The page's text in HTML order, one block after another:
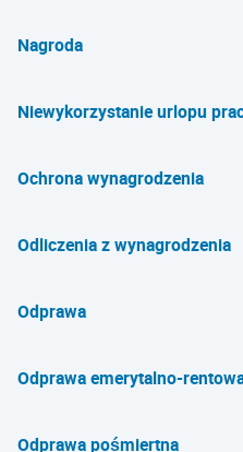
Nagroda
Niewykorzystanie urlopu
Ochrona wynagrodzenia
Odliczenia z wynagrodzenia
Odprawa
Odprawa emerytalno-
Odprawa pośmiertna